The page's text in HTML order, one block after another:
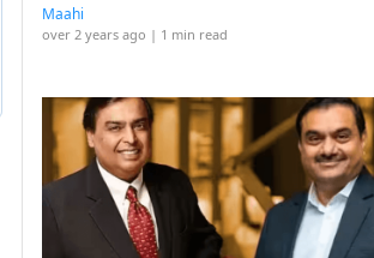
Maahi
over 2 years ago | 1 min read